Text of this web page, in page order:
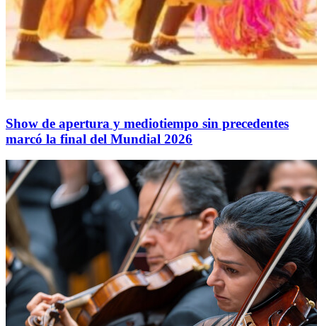
Show de apertura y mediotiempo sin precedentes
marcó la final del Mundial 2026